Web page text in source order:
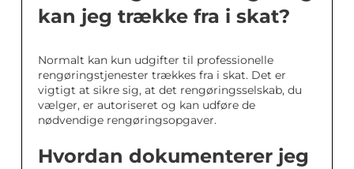
kan jeg trække fra i skat?
Normalt kan kun udgifter til professionelle
rengøringstjenester trækkes fra i skat. Det er
vigtigt at sikre sig, at det rengøringsselskab, du
vælger, er autoriseret og kan udføre de
nødvendige rengøringsopgaver.
Hvordan dokumenterer jeg